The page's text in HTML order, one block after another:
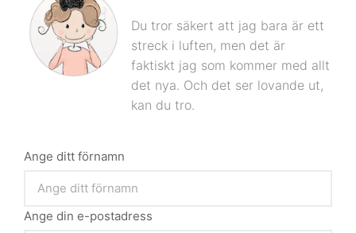
Du tror säkert att jag bara är ett
streck i luften, men det är
faktiskt jag som kommer med allt
det nya. Och det ser lovande ut,
kan du tro.
Ange ditt förnamn
Ange din e-postadress